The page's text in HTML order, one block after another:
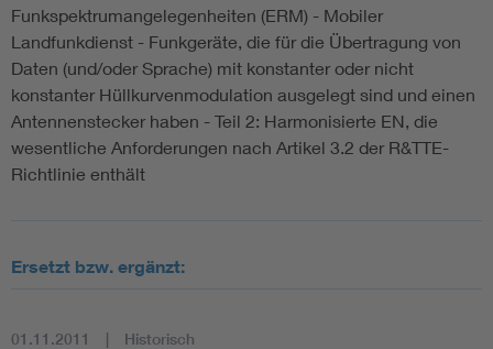
Funkspektrumangelegenheiten (ERM) - Mobiler
Landfunkdienst - Funkgeräte, die für die Übertragung von
Daten (und/oder Sprache) mit konstanter oder nicht
konstanter Hüllkurvenmodulation ausgelegt sind und einen
Antennenstecker haben - Teil 2: Harmonisierte EN, die
wesentliche Anforderungen nach Artikel 3.2 der R&TTE-
Richtlinie enthält
Ersetzt bzw. ergänzt:
01.11.2011 Historisch